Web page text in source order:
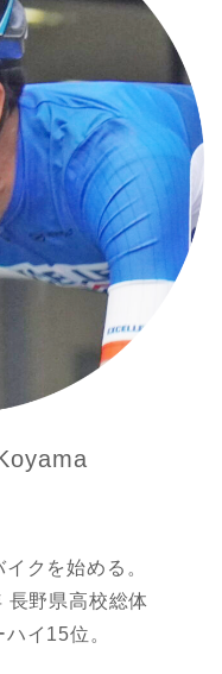
クを始める。
長野県高校総体
イ15位。